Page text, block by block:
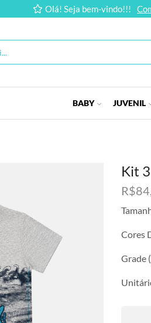
Olá! Seja bem-vindo!!!
BABY JUVENIL
Kit
R$
Cores
Grade (